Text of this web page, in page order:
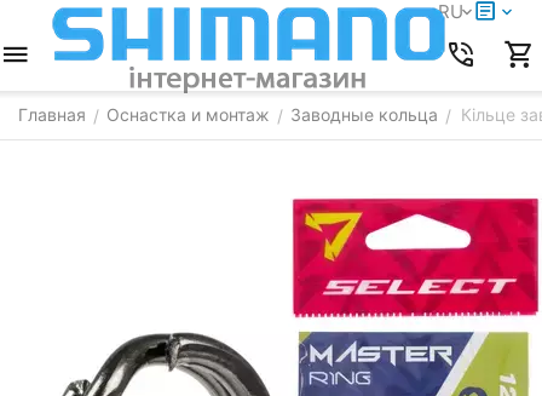
RU
Главная / Оснастка и монтаж / Заводные кольца / Кільце